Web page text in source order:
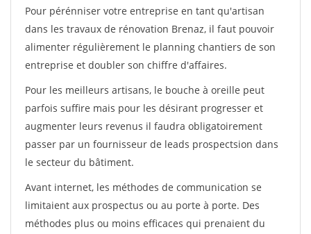
Pour pérénniser votre entreprise en tant qu'artisan
dans les travaux de rénovation Brenaz, il faut pouvoir
alimenter régulièrement le planning chantiers de son
entreprise et doubler son chiffre d'affaires.
Pour les meilleurs artisans, le bouche à oreille peut
parfois suffire mais pour les désirant progresser et
augmenter leurs revenus il faudra obligatoirement
passer par un fournisseur de leads prospectsion dans
le secteur du bâtiment.
Avant internet, les méthodes de communication se
limitaient aux prospectus ou au porte à porte. Des
méthodes plus ou moins efficaces qui prenaient du